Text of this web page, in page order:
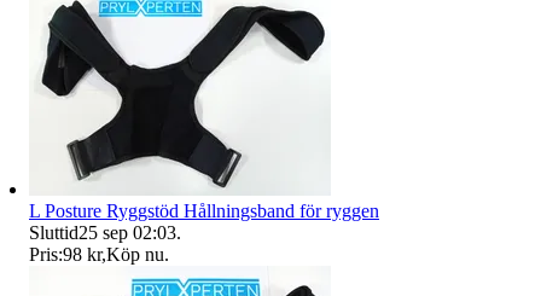
L Posture Ryggstöd Hållningsband för ryggen
Sluttid25 sep 02:03.
Pris:98 kr,Köp nu.